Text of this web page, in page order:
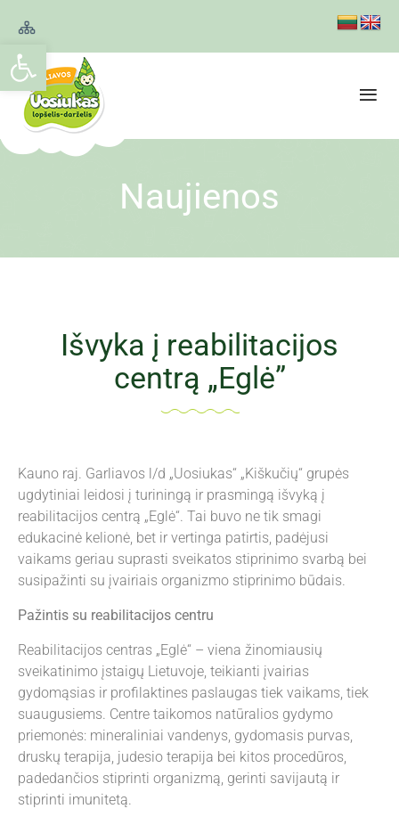
Open toolbar
Naujienos
Išvyka į reabilitacijos
centrą „Eglė”
Kauno raj. Garliavos l/d „Uosiukas“ „Kiškučių“ grupės
ugdytiniai leidosi į turiningą ir prasmingą išvyką į
reabilitacijos centrą „Eglė“. Tai buvo ne tik smagi
edukacinė kelionė, bet ir vertinga patirtis, padėjusi
vaikams geriau suprasti sveikatos stiprinimo svarbą bei
susipažinti su įvairiais organizmo stiprinimo būdais.
Pažintis su reabilitacijos centru
Reabilitacijos centras „Eglė“ – viena žinomiausių
sveikatinimo įstaigų Lietuvoje, teikianti įvairias
gydomąsias ir profilaktines paslaugas tiek vaikams, tiek
suaugusiems. Centre taikomos natūralios gydymo
priemonės: mineraliniai vandenys, gydomasis purvas,
druskų terapija, judesio terapija bei kitos procedūros,
padedančios stiprinti organizmą, gerinti savijautą ir
stiprinti imunitetą.